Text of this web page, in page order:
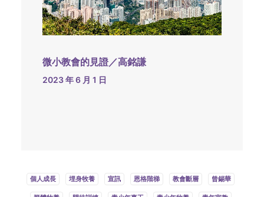
微小教會的見證／高銘謙
2023 年 6 月 1 日
個人成長 埋身牧養 宣訊 恩格階梯 教會斷層 曾錫華